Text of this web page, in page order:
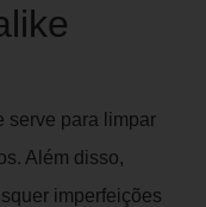
serve para limpar
Além disso,
imperfeições